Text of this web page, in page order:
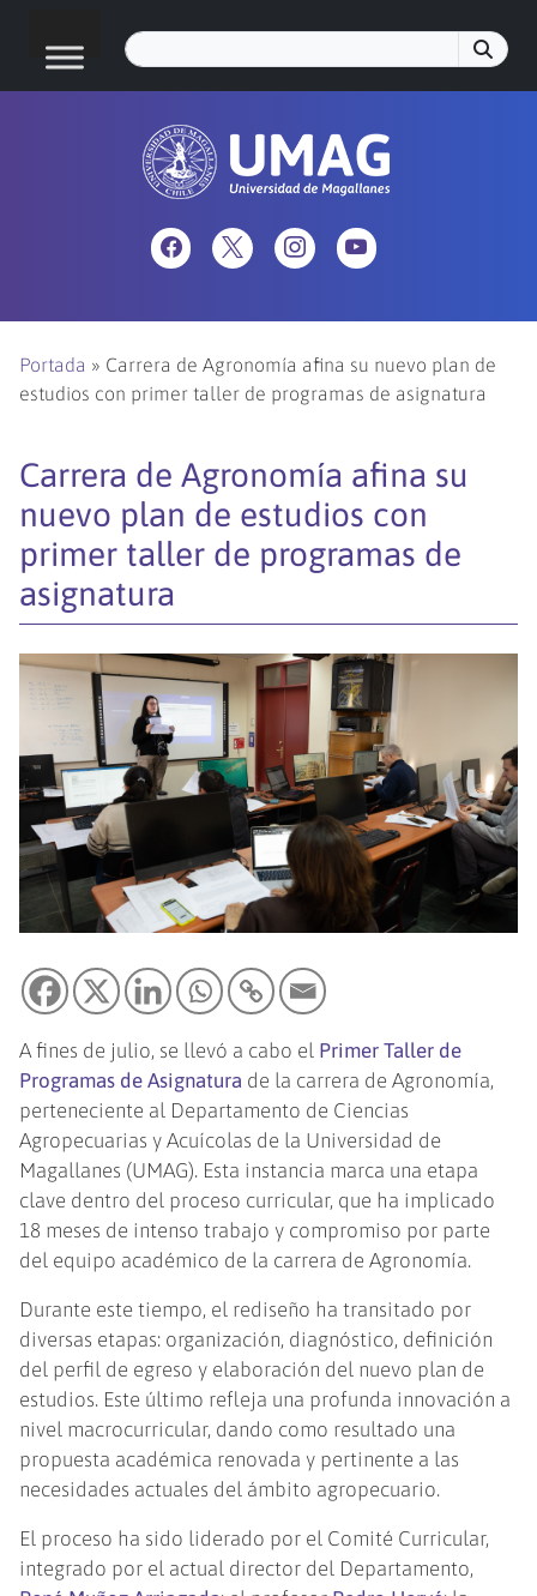
Portada » Carrera de Agronomía afina su nuevo plan de
estudios con primer taller de programas de asignatura
Carrera de Agronomía afina su
nuevo plan de estudios con
primer taller de programas de
asignatura
A fines de julio, se llevó a cabo el Primer Taller de
Programas de Asignatura de la carrera de Agronomía,
perteneciente al Departamento de Ciencias
Agropecuarias y Acuícolas de la Universidad de
Magallanes (UMAG). Esta instancia marca una etapa
clave dentro del proceso curricular, que ha implicado
18 meses de intenso trabajo y compromiso por parte
del equipo académico de la carrera de Agronomía.
Durante este tiempo, el rediseño ha transitado por
diversas etapas: organización, diagnóstico, definición
del perfil de egreso y elaboración del nuevo plan de
estudios. Este último refleja una profunda innovación a
nivel macrocurricular, dando como resultado una
propuesta académica renovada y pertinente a las
necesidades actuales del ámbito agropecuario.
El proceso ha sido liderado por el Comité Curricular,
integrado por el actual director del Departamento,